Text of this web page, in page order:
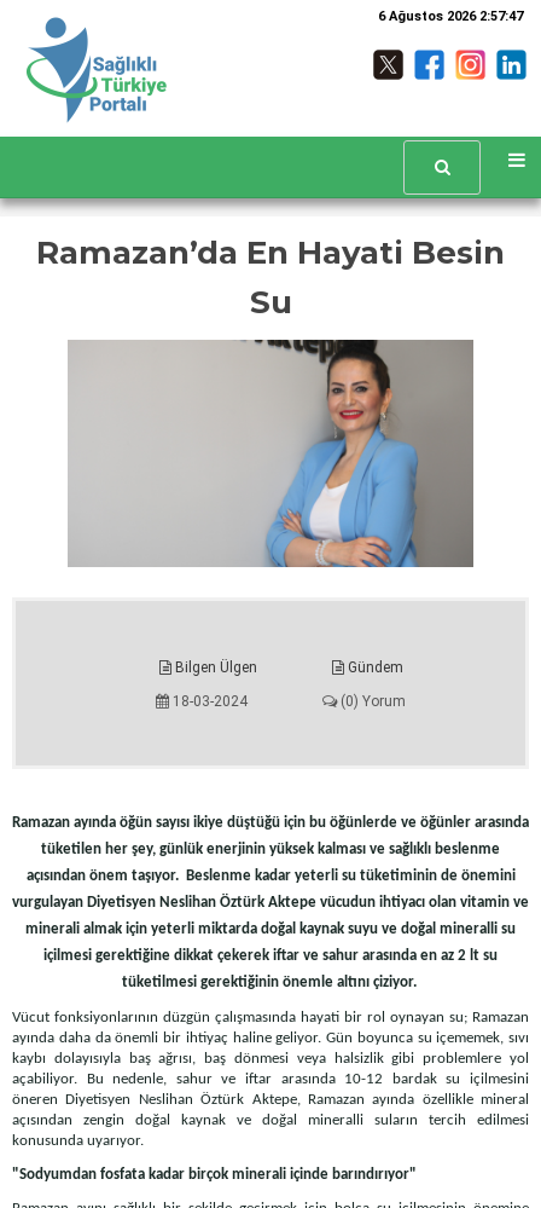
6 Ağustos 2026 2:57:47
Ramazan’da En Hayati Besin
Su
Bilgen Ülgen
Gündem
18-03-2024
(0) Yorum
Ramazan ayında öğün sayısı ikiye düştüğü için bu öğünlerde ve öğünler arasında
tüketilen her şey, günlük enerjinin yüksek kalması ve sağlıklı beslenme
açısından önem taşıyor. Beslenme kadar yeterli su tüketiminin de önemini
vurgulayan Diyetisyen Neslihan Öztürk Aktepe vücudun ihtiyacı olan vitamin ve
minerali almak için yeterli miktarda doğal kaynak suyu ve doğal mineralli su
içilmesi gerektiğine dikkat çekerek iftar ve sahur arasında en az 2 lt su
tüketilmesi gerektiğinin önemle altını çiziyor.
Vücut fonksiyonlarının düzgün çalışmasında hayati bir rol oynayan su; Ramazan
ayında daha da önemli bir ihtiyaç haline geliyor. Gün boyunca su içememek, sıvı
kaybı dolayısıyla baş ağrısı, baş dönmesi veya halsizlik gibi problemlere yol
açabiliyor. Bu nedenle, sahur ve iftar arasında 10-12 bardak su içilmesini
öneren Diyetisyen Neslihan Öztürk Aktepe, Ramazan ayında özellikle mineral
açısından zengin doğal kaynak ve doğal mineralli suların tercih edilmesi
konusunda uyarıyor.
"Sodyumdan fosfata kadar birçok minerali içinde barındırıyor"